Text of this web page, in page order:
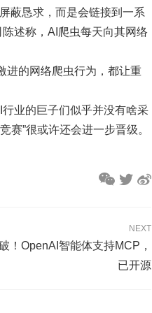
蔽恳求，而是会链接到一系
述称，AI爬虫每天向其网络
进的网络爬虫行为，都让重
业的巨子们似乎并没有啥采
赛”很或许还会进一步晋级。
NEXT
！OpenAI智能体支持MCP，
已开源